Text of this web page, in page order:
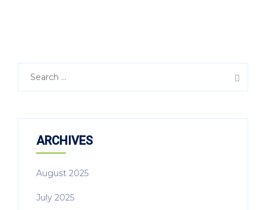
ARCHIVES
August 2025
July 2025